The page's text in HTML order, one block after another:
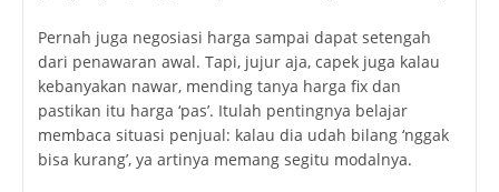
Pernah juga negosiasi harga sampai dapat setengah
dari penawaran awal. Tapi, jujur aja, capek juga kalau
kebanyakan nawar, mending tanya harga fix dan
pastikan itu harga ‘pas’. Itulah pentingnya belajar
membaca situasi penjual: kalau dia udah bilang ‘nggak
bisa kurang’, ya artinya memang segitu modalnya.